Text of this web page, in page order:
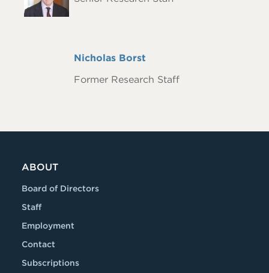
Full
Nicholas Borst
Former Research Staff
ABOUT
Board of Directors
Staff
Employment
Contact
Subscriptions